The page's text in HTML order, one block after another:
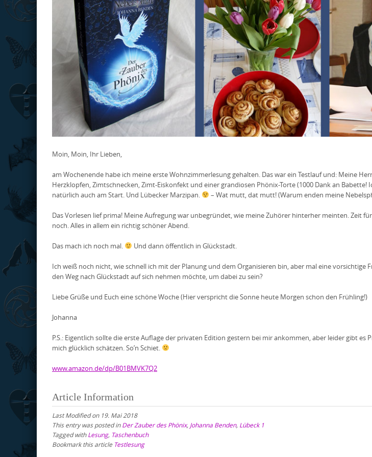
Moin, Moin, Ihr Lieben,
am Wochenende habe ich meine erste Wohnzimmerlesung gehalten. Das war ein Testlauf und: Meine
Herzklopfen, Zimtschnecken, Zimt-Eiskonfekt und einer grandiosen Phönix-Torte (1000 Dank an
natürlich auch am Start. Und Lübecker Marzipan.
– Wat mutt, dat mutt! (Warum enden meine
Das Vorlesen lief prima! Meine Aufregung war unbegründet, wie meine Zuhörer hinterher meinten. Zeit
noch. Alles in allem ein richtig schöner Abend.
Das mach ich noch mal. Und dann öffentlich in Glückstadt.
Ich weiß noch nicht, wie schnell ich mit der Planung und dem Organisieren bin, aber mal eine
den Weg nach Glückstadt auf sich nehmen möchte, um dabei zu sein?
Liebe Grüße und Euch eine schöne Woche (Hier verspricht die Sonne heute Morgen schon den Frühling!)
Johanna
P.S.: Eigentlich sollte die erste Auflage der privaten Edition gestern bei mir ankommen, aber leider gibt
mich glücklich schätzen. So’n Schiet.
www.amazon.de/dp/B01BMVK7Q2
Article Information
Last Modified on 19. Mai 2018
This entry was posted inDer Zauber des Phönix, Johanna Benden, Lübeck 1
Tagged withLesung, Taschenbuch
Bookmark this article Testlesung